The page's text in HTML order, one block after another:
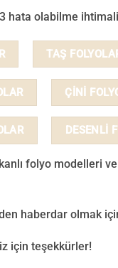
hata olabilme
TAŞ
ÇİNİ
DESENLİ
folyo modelleri
haberdar olmak
için teşekkürler!